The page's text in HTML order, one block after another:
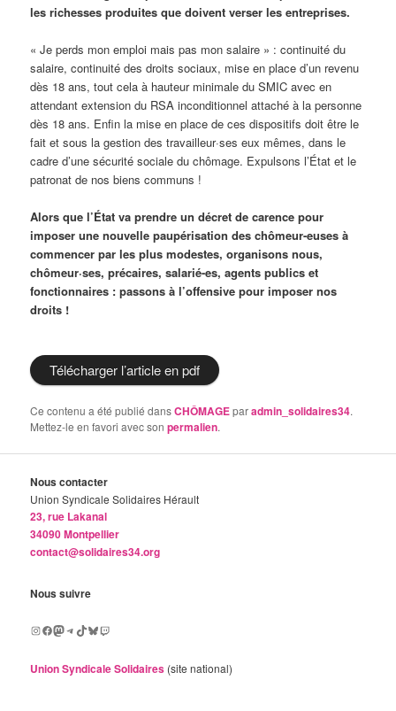
les richesses produites que doivent verser les entreprises.
« Je perds mon emploi mais pas mon salaire » : continuité du
salaire, continuité des droits sociaux, mise en place d’un revenu
dès 18 ans, tout cela à hauteur minimale du SMIC avec en
attendant extension du RSA inconditionnel attaché à la personne
dès 18 ans. Enfin la mise en place de ces dispositifs doit être le
fait et sous la gestion des travailleur·ses eux mêmes, dans le
cadre d’une sécurité sociale du chômage. Expulsons l’État et le
patronat de nos biens communs !
Alors que l’État va prendre un décret de carence pour
imposer une nouvelle paupérisation des chômeur-euses à
commencer par les plus modestes, organisons nous,
chômeur·ses, précaires, salarié-es, agents publics et
fonctionnaires : passons à l’offensive pour imposer nos
droits !
Télécharger l’article en pdf
Ce contenu a été publié dansCHÔMAGEparadmin_solidaires34.
Mettez-le en favori avec sonpermalien.
Nous contacter
Union Syndicale Solidaires Hérault
23, rue Lakanal
34090 Montpellier
contact@solidaires34.org
Nous suivre
Instagram
Facebook
Mastodon
Telegram
TikTok
Bluesky
Twitch
Union Syndicale Solidaires (site national)